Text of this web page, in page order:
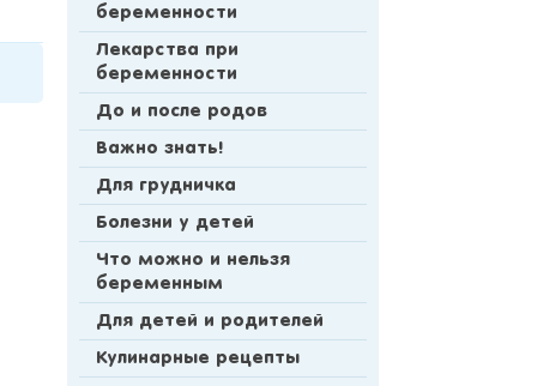
беременности
Лекарства при
беременности
До и после родов
Важно знать!
Для грудничка
Болезни у детей
Что можно и нельзя
беременным
Для детей и родителей
Кулинарные рецепты